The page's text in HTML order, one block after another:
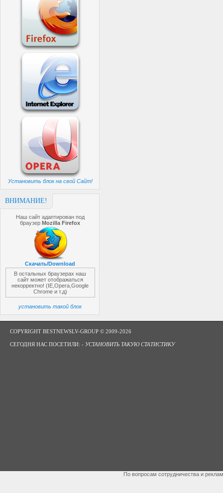
Установить блок на свой Сайт!
ВНИМАНИЕ!
Наш сайт адаптирован под
браузерMozilla Firefox
Скачать/Download
В остальных браузерах наш
сайт может отображаться
некорректно! (IE,Opera,Google
Chrome и т.д)
установить такой блок
COPYRIGHT BESTNEWSLV-GROUP © 2009-2026
СЕГОДНЯ НАС ПОСЕТИЛИ: - УСТАНОВИТЬ ТАКУЮ СТАТИСТИКУ
По вопросам сотрудничества и